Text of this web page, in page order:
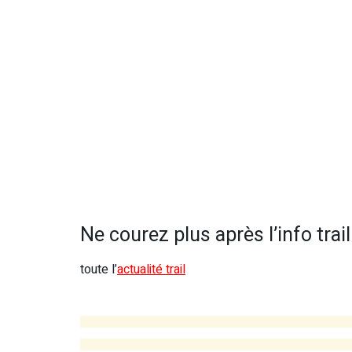
Ne courez plus après l’info
toute l’actualité trail